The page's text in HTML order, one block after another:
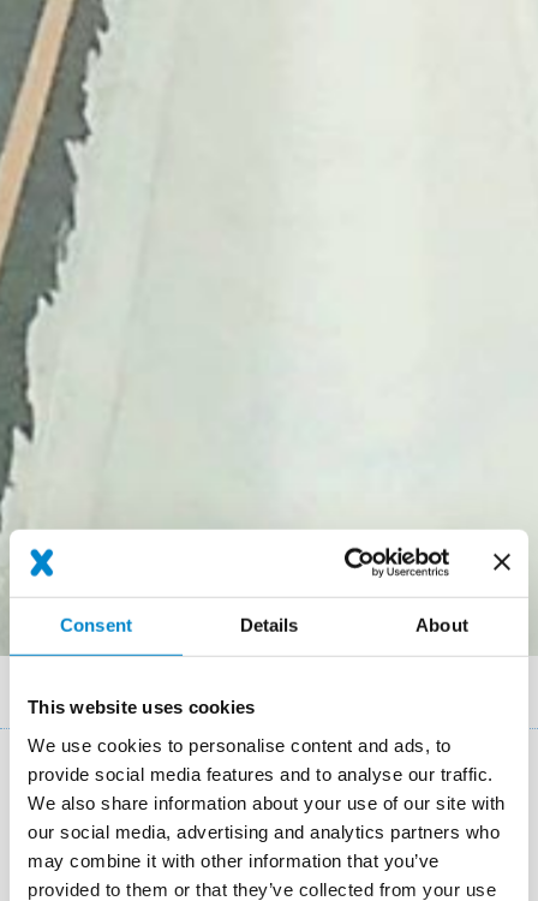
Consent Details About
This website uses cookies
We use cookies to personalise content and ads, to
provide social media features and to analyse our traffic.
We also share information about your use of our site with
our social media, advertising and analytics partners who
may combine it with other information that you’ve
provided to them or that they’ve collected from your use
Breadcrumb
Dettagli del progetto
Location Besnate